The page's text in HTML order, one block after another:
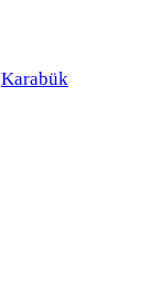
Karabük